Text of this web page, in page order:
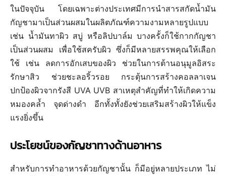
ในปัจจุบัน โดยเฉพาะต่างประเทศมีการนำสารสกัดน้ำมัน
กัญชามาเป็นส่วนผสมในผลิตภัณฑ์ความงามหลายรูปแบบ
เช่น น้ำมันทาผิว สบู่ หรือลิปบาล์ม บางครั้งก็ใช้กากกัญชา
เป็นส่วนผสม เพื่อใช้สครับผิว ซึ่งก็มีหลายสรรพคุณให้เลือก
ใช้ เช่น ลดการอักเสบของผิว ช่วยในการต้านอนุมูลอิสระ
รักษาสิว ช่วยชะลอริ้วรอย กระตุ้นการสร้างคอลลาเจน
ปกป้องผิวจากรังสี UVA UVB สาเหตุสำคัญที่ทำให้เกิดความ
หมองคล้ำ จุดด่างดำ อีกทั้งทั้งยังช่วยเสริมสร้างผิวให้แข็ง
แรงยิ่งขึ้น
ประโยชน์ของกัญชาทางด้านอาหาร
สำหรับการทำอาหารด้วยกัญชานั้น ก็มีอยู่หลายประเภท ไม่